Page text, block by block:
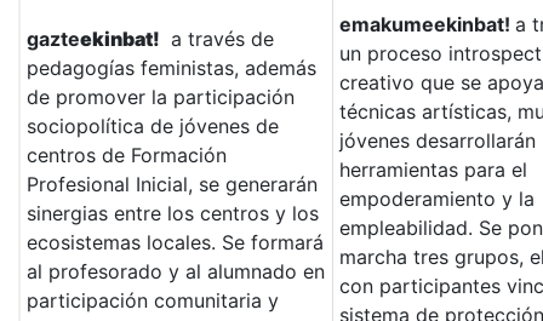
gazteekinbat! a través de
pedagogías feministas, además
de promover la participación
sociopolítica de jóvenes de
centros de Formación
Profesional Inicial, se generarán
sinergias entre los centros y los
ecosistemas locales. Se formará
al profesorado y al alumnado en
participación comunitaria y
emakumeekinbat! a
un proceso
creativo que se
técnicas artísticas,
jóvenes desarrollarán
herramientas para el
empoderamiento y la
empleabilidad. Se
marcha tres grupos,
con participantes
sistema de